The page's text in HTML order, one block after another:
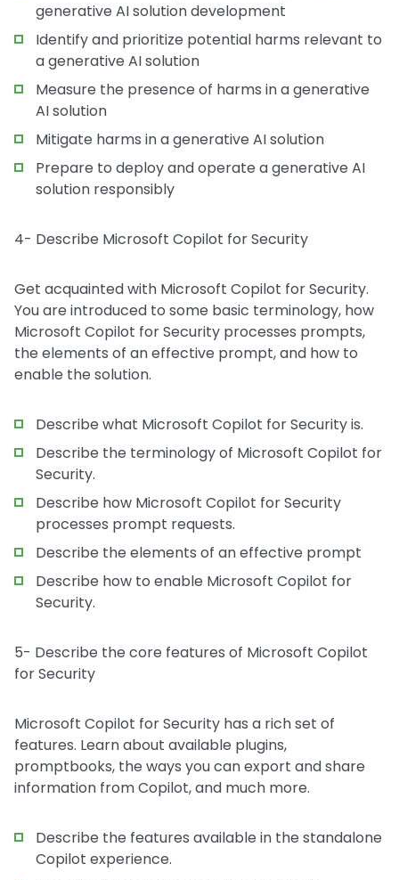
generative AI solution development
Identify and prioritize potential harms relevant to
a generative AI solution
Measure the presence of harms in a generative
AI solution
Mitigate harms in a generative AI solution
Prepare to deploy and operate a generative AI
solution responsibly
4- Describe Microsoft Copilot for Security
Get acquainted with Microsoft Copilot for Security.
You are introduced to some basic terminology, how
Microsoft Copilot for Security processes prompts,
the elements of an effective prompt, and how to
enable the solution.
Describe what Microsoft Copilot for Security is.
Describe the terminology of Microsoft Copilot for
Security.
Describe how Microsoft Copilot for Security
processes prompt requests.
Describe the elements of an effective prompt
Describe how to enable Microsoft Copilot for
Security.
5- Describe the core features of Microsoft Copilot
for Security
Microsoft Copilot for Security has a rich set of
features. Learn about available plugins,
promptbooks, the ways you can export and share
information from Copilot, and much more.
Describe the features available in the standalone
Copilot experience.